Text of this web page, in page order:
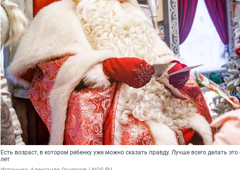
Есть возраст, в котором ребенку уже можно сказать правду. Лучше всего делать
лет